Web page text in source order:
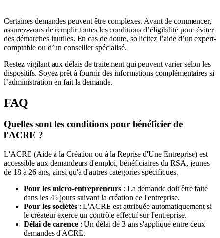
Certaines demandes peuvent être complexes. Avant de commencer,
assurez-vous de remplir toutes les conditions d’éligibilité pour éviter
des démarches inutiles. En cas de doute, sollicitez l’aide d’un expert-
comptable ou d’un conseiller spécialisé.
Restez vigilant aux délais de traitement qui peuvent varier selon les
dispositifs. Soyez prêt à fournir des informations complémentaires si
l’administration en fait la demande.
FAQ
Quelles sont les conditions pour bénéficier de
l'ACRE ?
L'ACRE (Aide à la Création ou à la Reprise d'Une Entreprise) est
accessible aux demandeurs d'emploi, bénéficiaires du RSA, jeunes
de 18 à 26 ans, ainsi qu'à d'autres catégories spécifiques.
Pour les micro-entrepreneurs : La demande doit être faite
dans les 45 jours suivant la création de l'entreprise.
Pour les sociétés : L'ACRE est attribuée automatiquement si
le créateur exerce un contrôle effectif sur l'entreprise.
Délai de carence : Un délai de 3 ans s'applique entre deux
demandes d'ACRE.